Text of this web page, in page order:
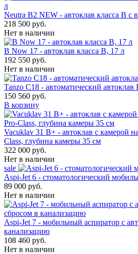
Neutra B2 NEW - автоклав класса B с
218 500 руб.
Нет в наличии
B Now 17 - автоклав класса B, 17 л
192 550 руб.
Нет в наличии
Tanzo C18 - автоматический автоклав
150 560 руб.
В корзину
Vacuklav 31 B+ - автоклав с камерой
Class, глубина камеры 35 см
322 000 руб.
Нет в наличии
sale
Aspi-Jet 6 - стоматологический
89 000 руб.
Нет в наличии
Aspi-Jet 7 - мобильный аспиратор с
канализацию
108 460 руб.
Нет в наличии